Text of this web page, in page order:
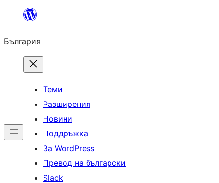
България
Теми
Разширения
Новини
Поддръжка
За WordPress
Превод на български
Slack